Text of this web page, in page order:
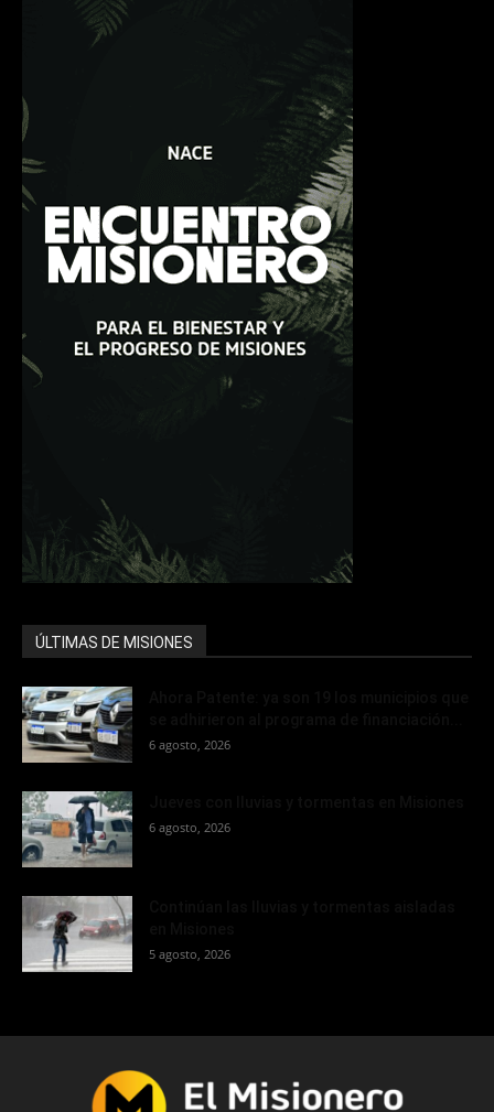
ÚLTIMAS DE MISIONES
6 agosto, 2026
6 agosto, 2026
5 agosto, 2026